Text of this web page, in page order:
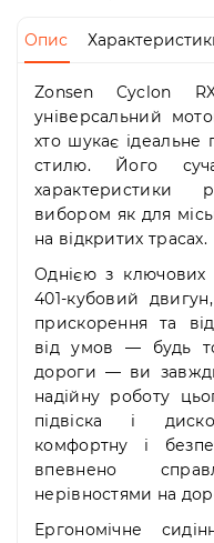
-
19:00
10:00
-
19:00
Нд
-
вихідний
Опис
Zonsen Cyclon
універсальний
хто шукає ідеальне
стилю. Його
характеристики
вибором як для
на відкритих трасах.
Однією з ключових
401-кубовий
прискорення та
від умов — будь то
дороги — ви
надійну роботу
підвіска і
комфортну і
впевнено
нерівностями на
Ергономічне